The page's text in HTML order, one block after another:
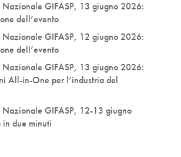
GIFASP, 13 giugno 2026:
dell’evento
GIFASP, 12 giugno 2026:
dell’evento
GIFASP, 13 giugno 2026:
All-in-One per l’industria del
GIFASP, 12-13 giugno
due minuti